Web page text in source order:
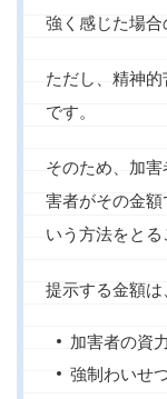
強く感じた場合
ただし、精神
です。
そのため、加
害者がその金
いう方法をとる
提示する金額は
加害者の資力
強制わいせ